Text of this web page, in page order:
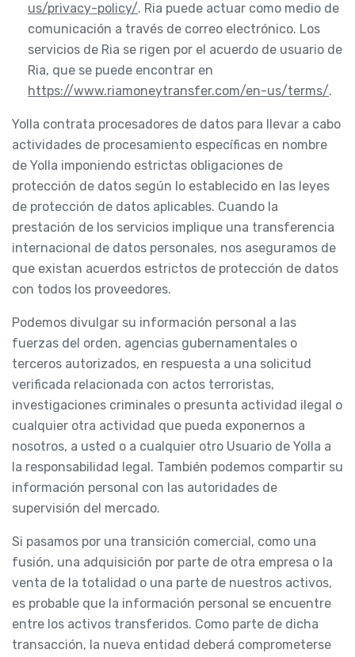
us/privacy-policy/. Ria puede actuar como medio de
comunicación a través de correo electrónico. Los
servicios de Ria se rigen por el acuerdo de usuario de
Ria, que se puede encontrar en
https://www.riamoneytransfer.com/en-us/terms/.
Yolla contrata procesadores de datos para llevar a cabo
actividades de procesamiento específicas en nombre
de Yolla imponiendo estrictas obligaciones de
protección de datos según lo establecido en las leyes
de protección de datos aplicables. Cuando la
prestación de los servicios implique una transferencia
internacional de datos personales, nos aseguramos de
que existan acuerdos estrictos de protección de datos
con todos los proveedores.
Podemos divulgar su información personal a las
fuerzas del orden, agencias gubernamentales o
terceros autorizados, en respuesta a una solicitud
verificada relacionada con actos terroristas,
investigaciones criminales o presunta actividad ilegal o
cualquier otra actividad que pueda exponernos a
nosotros, a usted o a cualquier otro Usuario de Yolla a
la responsabilidad legal. También podemos compartir su
información personal con las autoridades de
supervisión del mercado.
Si pasamos por una transición comercial, como una
fusión, una adquisición por parte de otra empresa o la
venta de la totalidad o una parte de nuestros activos,
es probable que la información personal se encuentre
entre los activos transferidos. Como parte de dicha
transacción, la nueva entidad deberá comprometerse